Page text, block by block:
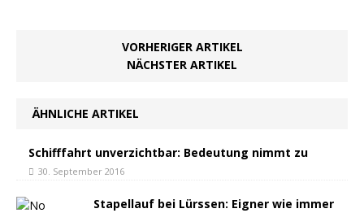
VORHERIGER ARTIKEL
NÄCHSTER ARTIKEL
ÄHNLICHE ARTIKEL
Schifffahrt unverzichtbar: Bedeutung nimmt zu
30. September 2016
Stapellauf bei Lürssen: Eigner wie immer